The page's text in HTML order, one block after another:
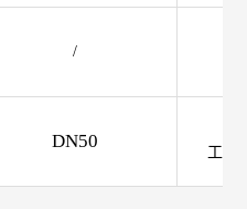
/
DN50
工作